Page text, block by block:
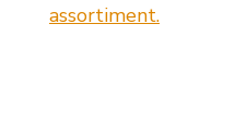
assortiment.